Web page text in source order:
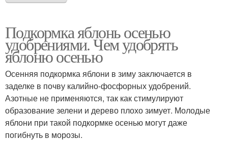
Подкормка яблонь осенью
удобрениями. Чем удобрять
яблоню осенью
Осенняя подкормка яблони в зиму заключается в
заделке в почву калийно-фосфорных удобрений.
Азотные не применяются, так как стимулируют
образование зелени и дерево плохо зимует. Молодые
яблони при такой подкормке осенью могут даже
погибнуть в морозы.